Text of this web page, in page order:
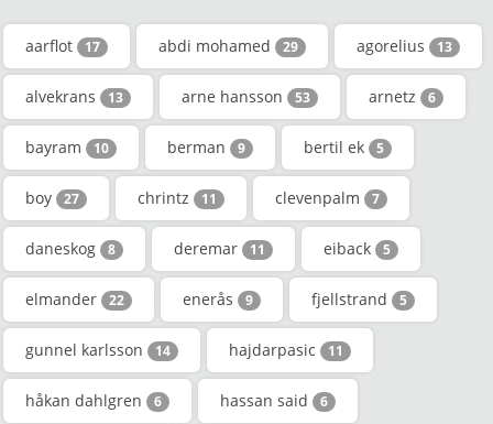
aarflot 17 abdi mohamed 29 agorelius 13
alvekrans 13 arne hansson 53 arnetz 6
bayram 10 berman 9 bertil ek 5
boy 27 chrintz 11 clevenpalm 7
daneskog 8 deremar 11 eiback 5
elmander 22 enerås 9 fjellstrand 5
gunnel karlsson 14 hajdarpasic 11
håkan dahlgren 6 hassan said 6